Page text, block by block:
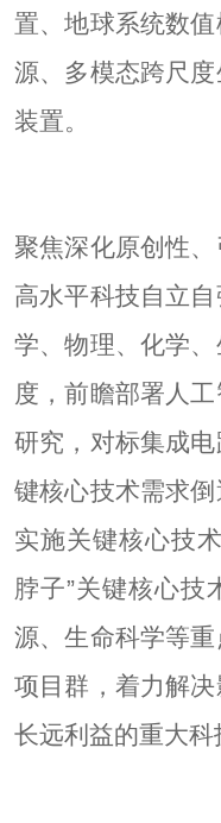
置、地球系统数
源、多模态跨尺
装置。
聚焦深化原创性
高水平科技自立
学、物理、化学
度，前瞻部署人
研究，对标集成
键核心技术需求
实施关键核心技
脖子”关键核心技
源、生命科学等
项目群，着力解决
长远利益的重大科